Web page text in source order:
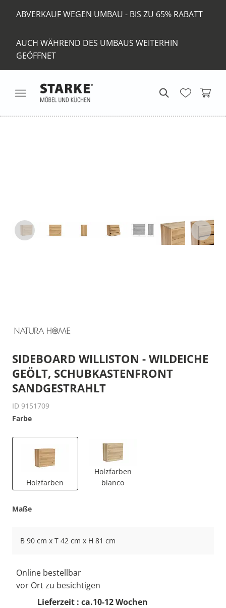
ABVERKAUF WEGEN UMBAU - BIS ZU 65% RABATT
AUCH WÄHREND DES UMBAUS WEITERHIN
GEÖFFNET
SIDEBOARD WILLISTON - WILDEICHE
GEÖLT, SCHUBKASTENFRONT
SANDGESTRAHLT
ID 9151709
Farbe
Holzfarben
Holzfarben
bianco
Maße
B 90 cm x T 42 cm x H 81 cm
Online bestellbar
vor Ort zu besichtigen
Lieferzeit : ca.10-12 Wochen